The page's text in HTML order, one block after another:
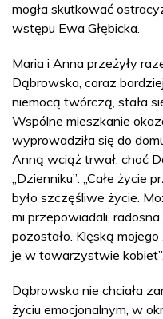
mogła skutkować
wstępu Ewa Głębicka.
Maria i Anna przeżyły
Dąbrowska, coraz
niemocą twórczą, stała
Wspólne mieszkanie
wyprowadziła się do
Anną wciąż trwał, choć
„Dzienniku”: „Całe życie
było szczęśliwe życie.
mi przepowiadali,
pozostało. Klęską
je w towarzystwie kobiet”.
Dąbrowska nie chciała
życiu emocjonalnym, w